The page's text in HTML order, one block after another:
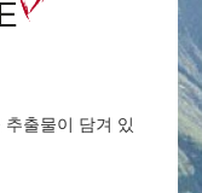
출물이 담겨 있